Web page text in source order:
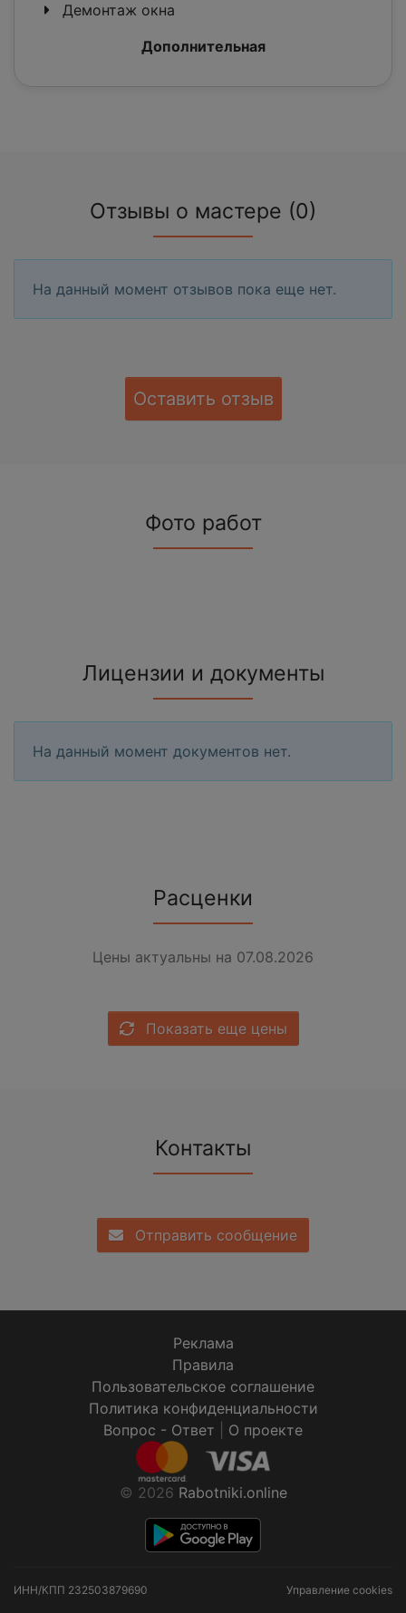
Демонтаж окна
Дополнительная
Отзывы о мастере (0)
На данный момент отзывов пока еще нет.
Оставить отзыв
Фото работ
Лицензии и документы
На данный момент документов нет.
Расценки
Цены актуальны на 07.08.2026
Показать еще цены
Контакты
Отправить сообщение
Реклама
Правила
Пользовательское соглашение
Политика конфиденциальности
Вопрос - Ответ
О проекте
© 2026 Rabotniki.online
ИНН/КПП 232503879690 Управление cookies